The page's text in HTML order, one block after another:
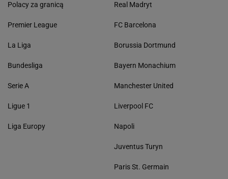
Polacy za granicą
Premier League
La Liga
Bundesliga
Serie A
Ligue 1
Liga Europy
Real Madryt
FC Barcelona
Borussia Dortmund
Bayern Monachium
Manchester United
Liverpool FC
Napoli
Juventus Turyn
Paris St. Germain